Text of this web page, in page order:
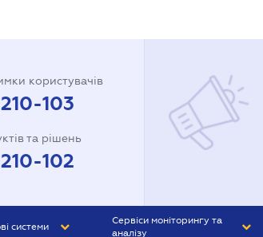
користувачів
103
та рішень
102
системи
Сервіси моніторингу та
аналізу